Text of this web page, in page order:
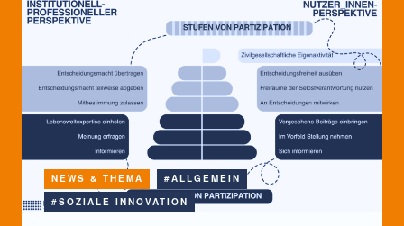
NEWS & THEMA
#ALLGEMEIN
#SOZIALE INNOVATION